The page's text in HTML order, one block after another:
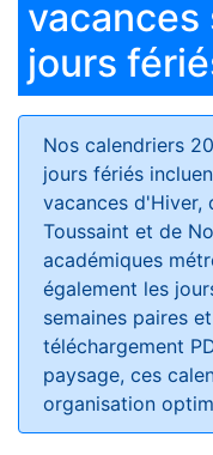
vacances
jours
Nos calendriers
jours fériés
vacances d'Hiver,
Toussaint et de
académiques
également les
semaines paires
téléchargement
paysage, ces
organisation